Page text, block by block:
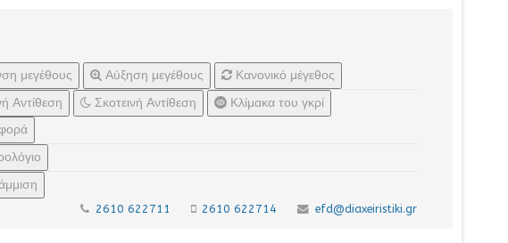
μεγέθους Αύξηση μεγέθους
Κανονικό μέγεθος
Αντίθεση
Σκοτεινή Αντίθεση
Κλίμακα του γκρί
2610 622711 2610 622714 efd@diaxeiristiki.gr